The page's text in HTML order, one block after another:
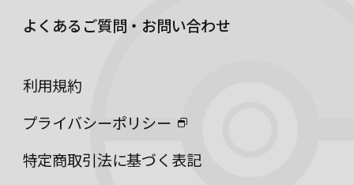
よくあるご質問・お問い合わせ
利用規約
プライバシーポリシー
特定商取引法に基づく表記